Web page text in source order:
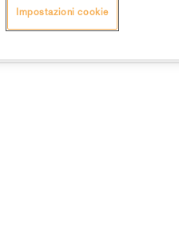
Impostazioni cookie